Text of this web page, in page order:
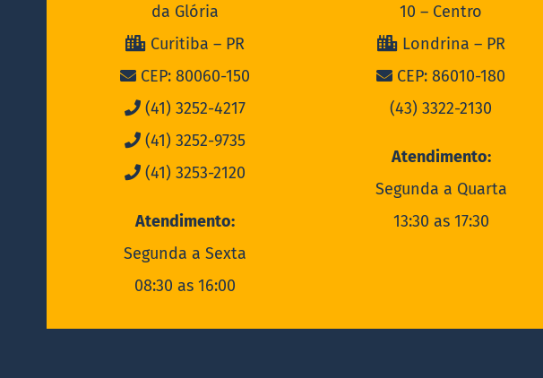
da Glória
Curitiba – PR
CEP: 80060-150
(41) 3252-4217
(41) 3252-9735
(41) 3253-2120
Atendimento:
Segunda a Sexta
08:30 as 16:00
10 – Centro
Londrina – PR
CEP: 86010-180
(43) 3322-2130
Atendimento:
Segunda a Quarta
13:30 as 17:30